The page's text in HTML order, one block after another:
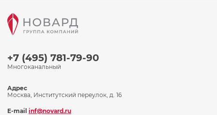
+7 (495) 781-79-90
Многоканальный
Адрес
Москва, Институтский переулок, д. 16
E-mail inf@novard.ru